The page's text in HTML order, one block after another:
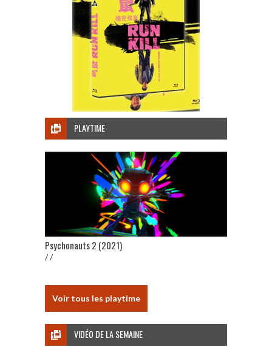
PLAYTIME
Psychonauts 2 (2021)
/ /
Voir tous les playtime
VIDÉO DE LA SEMAINE